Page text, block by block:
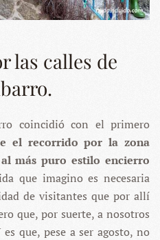
las calles de
coincidió con el primero
el recorrido por la zona
más puro estilo encierro
que imagino es necesaria
de visitantes que por allí
que, por suerte, a nosotros
que, pese a ser agosto, no